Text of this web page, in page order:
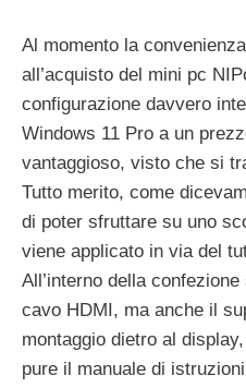
Al momento la
all’acquisto del mini pc
configurazione davvero
Windows 11 Pro a un
vantaggioso, visto che si
Tutto merito, come
di poter sfruttare su uno
viene applicato in via del
All’interno della
cavo HDMI, ma anche il
montaggio dietro al
pure il manuale di